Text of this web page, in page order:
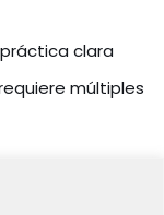
clara
múltiples